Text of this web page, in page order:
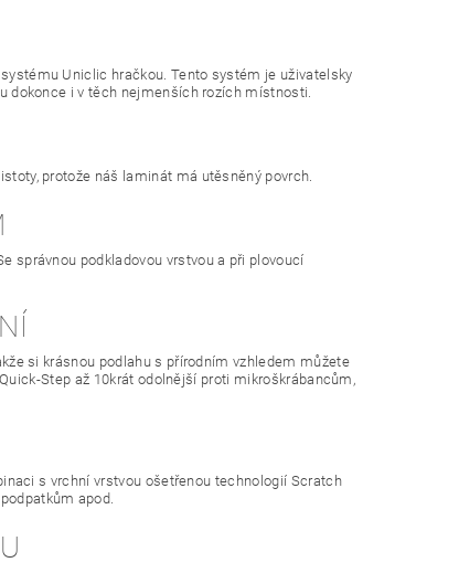
Uniclic hračkou. Tento systém je uživatelsky
dokonce i v těch nejmenších rozích místnosti.
protože náš laminát má utěsněný povrch.
správnou podkladovou vrstvou a při plovoucí
si krásnou podlahu s přírodním vzhledem můžete
Step až 10krát odolnější proti mikroškrábancům,
s vrchní vrstvou ošetřenou technologií Scratch
apod.